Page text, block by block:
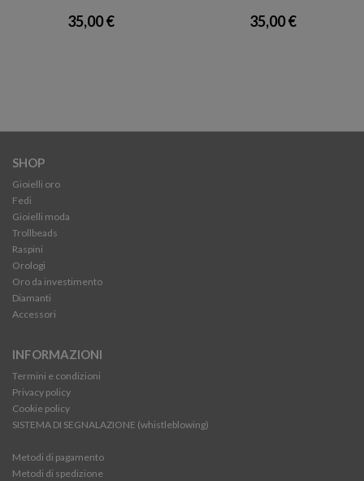
35,00 € 35,00 €
SHOP
Gioielli oro
Fedi
Gioielli moda
Trollbeads
Raspini
Orologi
Oro da investimento
Diamanti
Accessori
INFORMAZIONI
Termini e condizioni
Privacy policy
Cookie policy
SISTEMA DI SEGNALAZIONE (whistleblowing)
Metodi di pagamento
Metodi di spedizione